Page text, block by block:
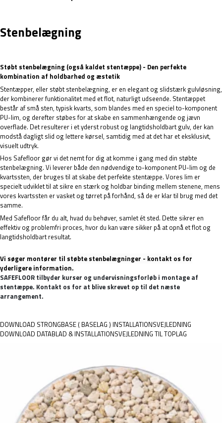
Stenbelægning
Støbt stenbelægning (også kaldet stentæppe) - Den perfekte
kombination af holdbarhed og æstetik
Stentæpper, eller støbt stenbelægning, er en elegant og slidstærk gulvløsning,
der kombinerer funktionalitet med et flot, naturligt udseende. Stentæppet
består af små sten, typisk kvarts, som blandes med en speciel to-komponent
PU-lim, og derefter støbes for at skabe en sammenhængende og jævn
overflade. Det resulterer i et yderst robust og langtidsholdbart gulv, der kan
modstå dagligt slid og lettere kørsel, samtidig med at det har et eksklusivt,
visuelt udtryk.
Hos Safefloor gør vi det nemt for dig at komme i gang med din støbte
stenbelægning. Vi leverer både den nødvendige to-komponent PU-lim og de
kvartssten, der bruges til at skabe det perfekte stentæppe. Vores lim er
specielt udviklet til at sikre en stærk og holdbar binding mellem stenene, mens
vores kvartssten er vasket og tørret på forhånd, så de er klar til brug med det
samme.
Med Safefloor får du alt, hvad du behøver, samlet ét sted. Dette sikrer en
effektiv og problemfri proces, hvor du kan være sikker på at opnå et flot og
langtidsholdbart resultat.
Vi søger montører til støbte stenbelægninger - kontakt os for
yderligere information.
SAFEFLOOR tilbyder kurser og undervisningsforløb i montage af
stentæppe. Kontakt os for at blive skrevet op til det næste
arrangement.
DOWNLOAD STRONGBASE ( BASELAG ) INSTALLATIONSVEJLEDNING
DOWNLOAD DATABLAD & INSTALLATIONSVEJLEDNING TIL TOPLAG